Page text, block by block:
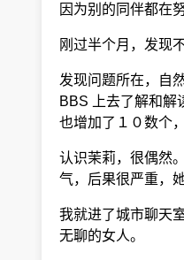
因为别的同伴都在
刚过半个月，发现
发现问题所在，自
BBS 上去了解和解
也增加了１０数个
认识茉莉，很偶然
气，后果很严重，
我就进了城市聊天
无聊的女人。